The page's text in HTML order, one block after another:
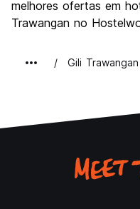
melhores ofertas em
Trawangan no
Gili